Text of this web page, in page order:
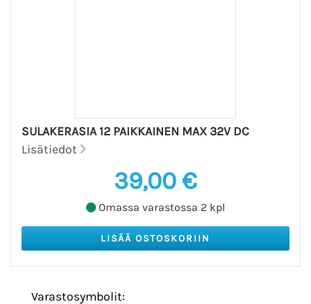
SULAKERASIA 12 PAIKKAINEN MAX 32V DC
Lisätiedot
39,00 €
Omassa varastossa 2 kpl
Varastosymbolit: